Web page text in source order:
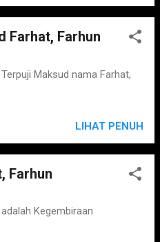
Farhat, Farhun
Maksud nama Farhat,
LIHAT PENUH
Farhun
Kegembiraan